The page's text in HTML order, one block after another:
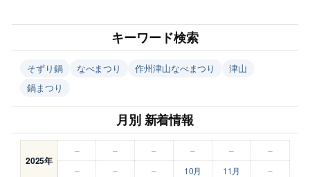
キーワード検索
そずり鍋 なべまつり 作州津山なべまつり
津山
鍋まつり
月別 新着情報
2025年
– – – – –
–
–
– – 10月 11月 –